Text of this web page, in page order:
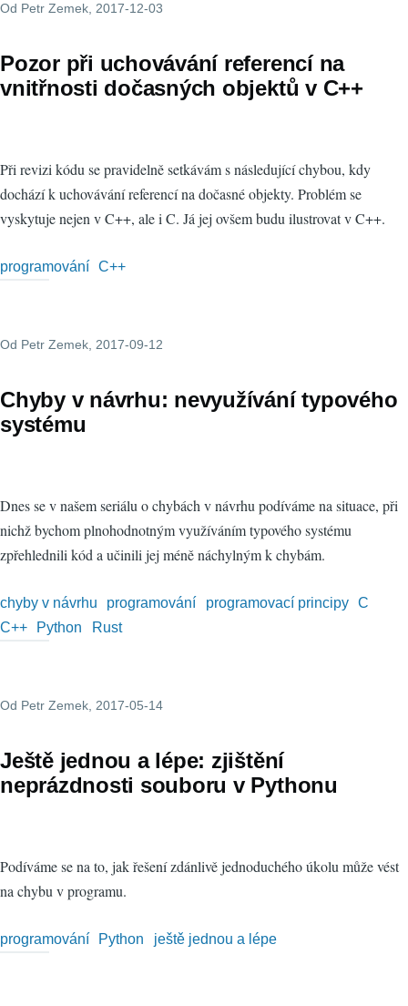
Od Petr Zemek , 2017-12-03
Pozor při uchovávání referencí na
vnitřnosti dočasných objektů v C++
Při revizi kódu se pravidelně setkávám s následující chybou, kdy
dochází k uchovávání referencí na dočasné objekty. Problém se
vyskytuje nejen v C++, ale i C. Já jej ovšem budu ilustrovat v C++.
programování C++
Od Petr Zemek , 2017-09-12
Chyby v návrhu: nevyužívání typového
systému
Dnes se v našem seriálu o chybách v návrhu podíváme na situace, při
nichž bychom plnohodnotným využíváním typového systému
zpřehlednili kód a učinili jej méně náchylným k chybám.
chyby v návrhu programování programovací principy
C
C++
Python Rust
Od Petr Zemek , 2017-05-14
Ještě jednou a lépe: zjištění
neprázdnosti souboru v Pythonu
Podíváme se na to, jak řešení zdánlivě jednoduchého úkolu může vést
na chybu v programu.
programování Python ještě jednou a lépe